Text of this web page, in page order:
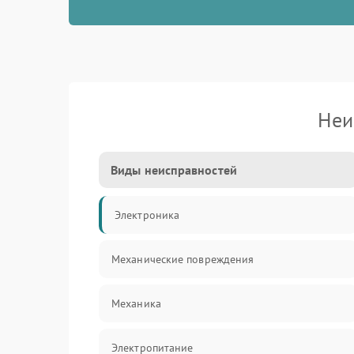
Виды неисправностей
Электроника
Механические повреждения
Механика
Электропитание